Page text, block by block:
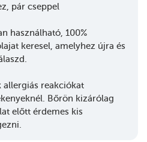
pár cseppel
használható, 100%
keresel, amelyhez újra és
allergiás reakciókat
Bőrön kizárólag
előtt érdemes kis